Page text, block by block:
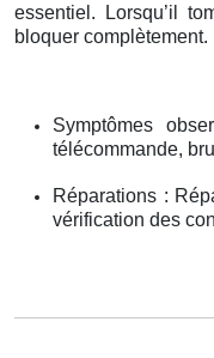
essentiel. Lorsqu’il
bloquer complètement.
Symptômes
télécommande,
Réparations :
vérification des